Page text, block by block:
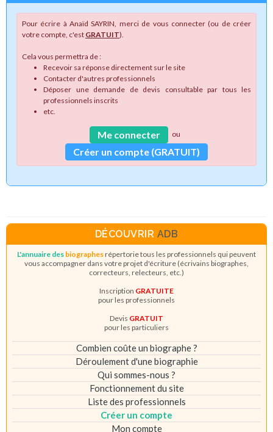
Pour écrire à Anaïd SAYRIN, merci de vous connecter (ou de créer
votre compte, c'est GRATUIT).
Cela vous permettra de :
Recevoir sa réponse directement sur le site
Contacter d'autres professionnels
Déposer une demande de devis consultable par tous les
professionnels inscrits
etc.
Me connecter ou
Créer un compte (GRATUIT)
DÉCOUVRIR ADB
L'annuaire des biographesrépertorie tous les professionnels qui peuvent
vous accompagner dans votre projet d'écriture (écrivains biographes,
correcteurs, relecteurs, etc.)
Inscription GRATUITE
pour les professionnels
Devis GRATUIT
pour les particuliers
Combien coûte un biographe ?
Déroulement d'une biographie
Qui sommes-nous ?
Fonctionnement du site
Liste des professionnels
Créer un compte
Mon compte